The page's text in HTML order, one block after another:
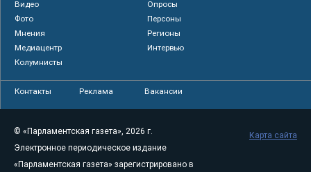
Видео
Опросы
Фото
Персоны
Мнения
Регионы
Медиацентр
Интервью
Колумнисты
Контакты Реклама Вакансии
© «Парламентская газета», 2026 г.
Электронное периодическое издание
«Парламентская газета» зарегистрировано в
Карта сайта